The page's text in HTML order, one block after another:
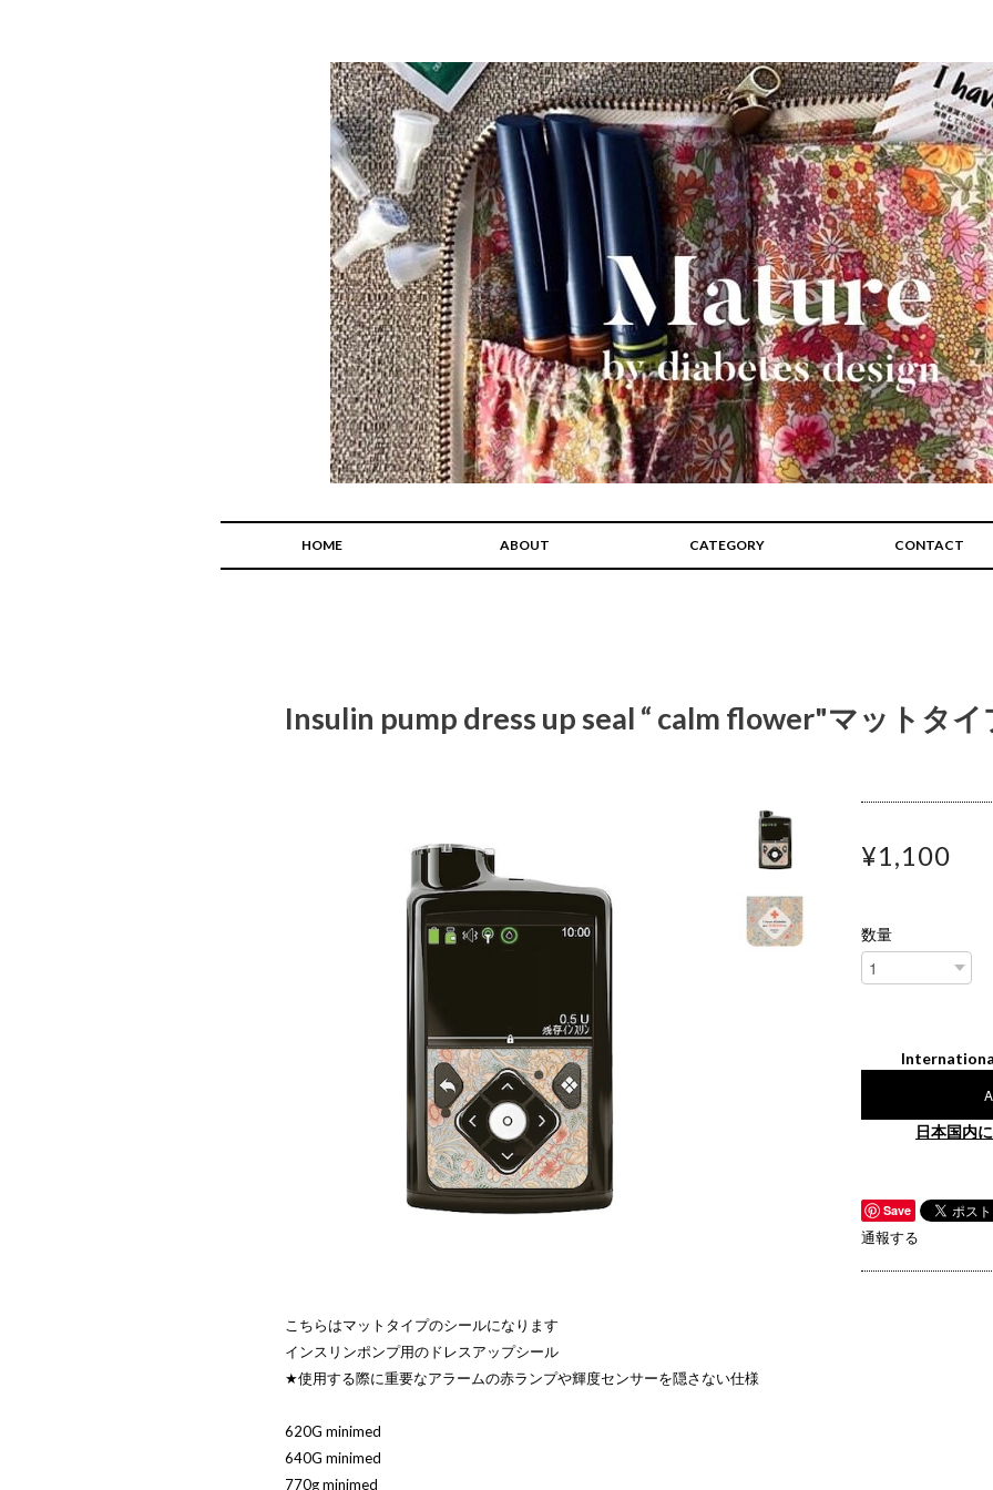
HOME ABOUT CATEGORY CONTACT
Insulin pump dress up seal “ calm flower"マットタイ
こちらはマットタイプのシールになります
インスリンポンプ用のドレスアップシール
★使用する際に重要なアラームの赤ランプや輝度センサーを隠さない仕様
620G minimed
640G minimed
770g minimed
¥1,100
数量
日本国内
Save
通報する